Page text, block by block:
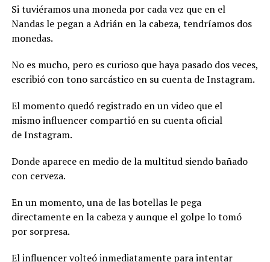
Si tuviéramos una moneda por cada vez que en el
Nandas le pegan a Adrián en la cabeza, tendríamos dos
monedas.
No es mucho, pero es curioso que haya pasado dos veces,
escribió con tono sarcástico en su cuenta de Instagram.
El momento quedó registrado en un video que el
mismo influencer compartió en su cuenta oficial
de Instagram.
Donde aparece en medio de la multitud siendo bañado
con cerveza.
En un momento, una de las botellas le pega
directamente en la cabeza y aunque el golpe lo tomó
por sorpresa.
El influencer volteó inmediatamente para intentar